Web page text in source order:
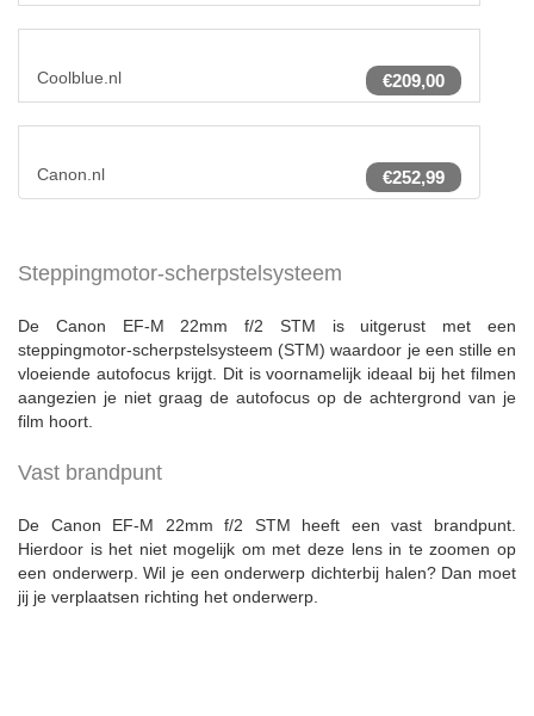
Coolblue.nl €209,00
Canon.nl €252,99
Steppingmotor-scherpstelsysteem
De Canon EF-M 22mm f/2 STM is uitgerust met een
steppingmotor-scherpstelsysteem (STM) waardoor je een stille en
vloeiende autofocus krijgt. Dit is voornamelijk ideaal bij het filmen
aangezien je niet graag de autofocus op de achtergrond van je
film hoort.
Vast brandpunt
De Canon EF-M 22mm f/2 STM heeft een vast brandpunt.
Hierdoor is het niet mogelijk om met deze lens in te zoomen op
een onderwerp. Wil je een onderwerp dichterbij halen? Dan moet
jij je verplaatsen richting het onderwerp.